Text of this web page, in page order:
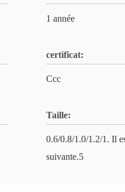
1 année
certificat:
Ccc
Taille:
0.6/0.8/1.0/1.2/1. Il
suivante.5